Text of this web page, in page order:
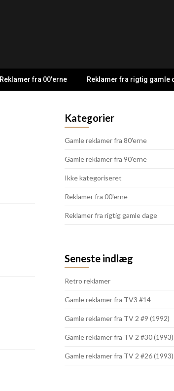
Reklamer fra 00'erne Reklamer fra rigtig gamle
Kategorier
Gamle reklamer fra 80'erne
Gamle reklamer fra 90'erne
Ikke kategoriseret
Reklamer fra 00'erne
Reklamer fra rigtig gamle dage
Seneste indlæg
Retro reklamer
Gamle reklamer fra TV3 #14
Gamle reklamer fra TV 2 #9 (1992)
Gamle reklamer fra TV 2 #30 (1993)
Gamle reklamer fra TV 2 #26 (1993)